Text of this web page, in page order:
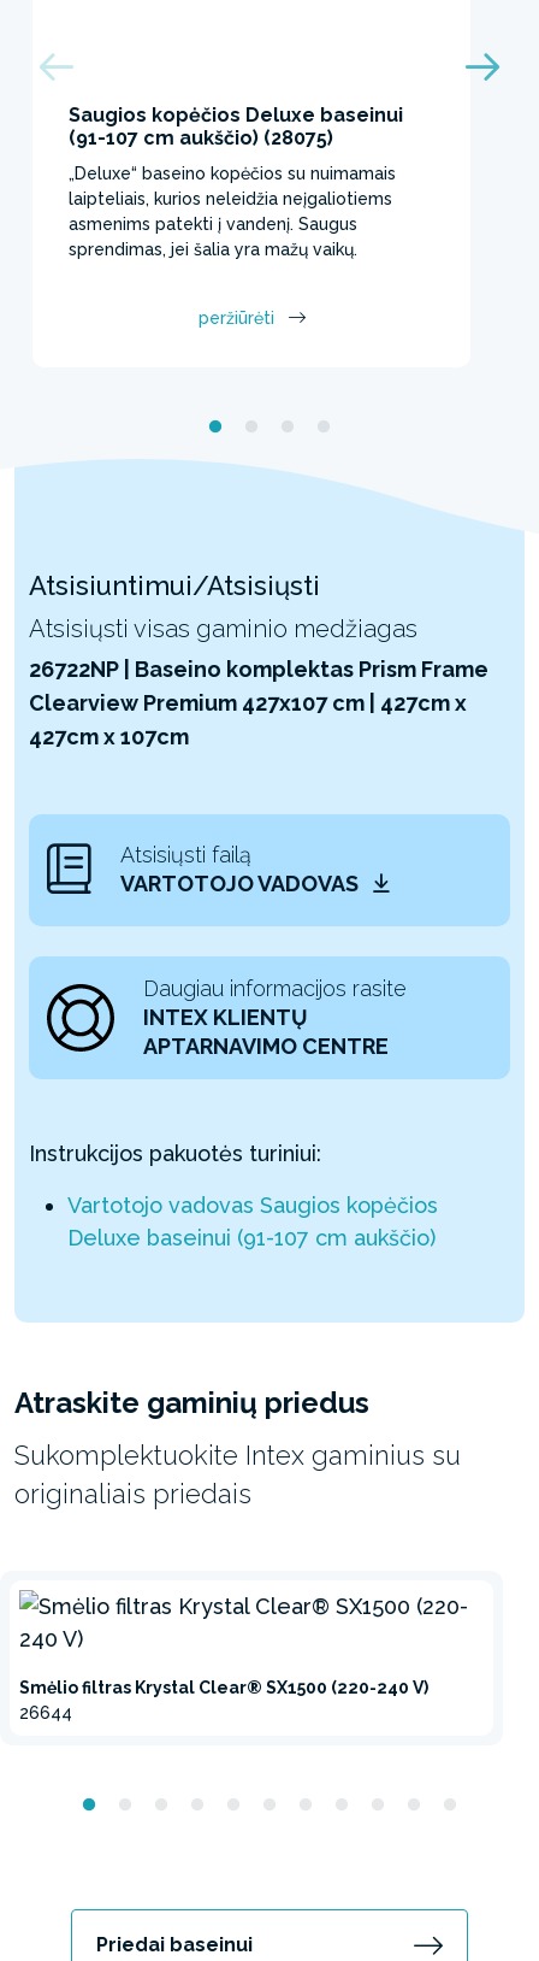
Saugios kopėčios Deluxe baseinui
(91-107 cm aukščio) (28075)
„Deluxe“ baseino kopėčios su nuimamais
laipteliais, kurios neleidžia neįgaliotiems
asmenims patekti į vandenį. Saugus
sprendimas, jei šalia yra mažų vaikų.
peržiūrėti
Atsisiuntimui/Atsisiųsti
Atsisiųsti visas gaminio medžiagas
26722NP | Baseino komplektas Prism Frame
Clearview Premium 427x107 cm | 427cm x
427cm x 107cm
Atsisiųsti failą
VARTOTOJO VADOVAS
Daugiau informacijos rasite
INTEX KLIENTŲ
APTARNAVIMO CENTRE
Instrukcijos pakuotės turiniui:
Vartotojo vadovas Saugios kopėčios
Deluxe baseinui (91-107 cm aukščio)
Atraskite gaminių priedus
Sukomplektuokite Intex gaminius su
originaliais priedais
Smėlio filtras Krystal Clear® SX1500 (220-240 V)
26644
Priedai baseinui